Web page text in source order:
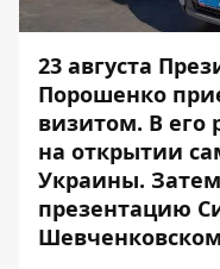
23 августа
Порошенко
визитом. В его
на открытии
Украины.
презентацию